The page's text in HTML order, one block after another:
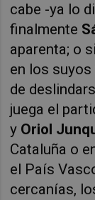
cabe -ya lo
finalmente
aparenta; o
en los suyos
de
juega el
y Oriol
Cataluña o
el País
cercanías,